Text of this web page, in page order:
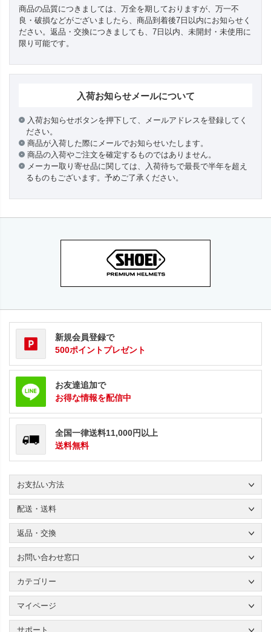
商品の品質につきましては、万全を期しておりますが、万一不
良・破損などがございましたら、商品到着後7日以内にお知らせく
ださい。返品・交換につきましても、7日以内、未開封・未使用に
限り可能です。
入荷お知らせメールについて
入荷お知らせボタンを押下して、メールアドレスを登録してく
ださい。
商品が入荷した際にメールでお知らせいたします。
商品の入荷やご注文を確定するものではありません。
メーカー取り寄せ品に関しては、入荷待ちで最長で半年を超え
るものもございます。予めご了承ください。
新規会員登録で
500ポイントプレゼント
お友達追加で
お得な情報を配信中
全国一律送料11,000円以上
送料無料
お支払い方法
配送・送料
返品・交換
お問い合わせ窓口
カテゴリー
マイページ
サポート